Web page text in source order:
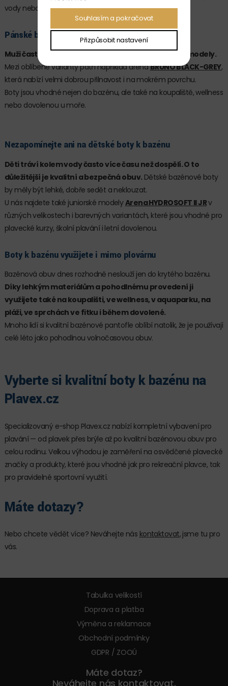
vody nebo při pravidelném plaveckém tréninku.
Pánské boty k bazénu pro pravidelné používání
Muži často preferují jednoduché, funkční a odolné modely.
Mezi oblíbené varianty patří například arenaBRUNO BLACK-GREY,
která nabízí velmi dobrou přilnavost i na mokrém povrchu.
Boty jsou vhodné nejen do bazénu, ale také na koupaliště, wellness
nebo dovolenou u moře.
Nezapomínejte ani na dětské boty k bazénu
Děti tráví kolem vody často více času než dospělí. O to
důležitější je kvalitní a bezpečná obuv. Dětské bazénové boty
by měly být lehké, dobře sedět a neklouzat.
U nás najdete také juniorské modelyArena HYDROSOFT II JRv
různých velikostech i barevných variantách, které jsou vhodné pro
plavecké kurzy, školní plavání i letní dovolenou.
Boty k bazénu využijete i mimo plovárnu
Bazénová obuv dnes rozhodně neslouží jen do krytého bazénu.
Díky lehkým materiálům a pohodlnému provedení ji
využijete také na koupališti, ve wellness, v aquaparku, na
pláži, ve sprchách ve fitku i během dovolené.
Mnoho lidí si kvalitní bazénové pantofle oblíbí natolik, že je používají
celé léto jako pohodlnou volnočasovou obuv.
Vyberte si kvalitní boty k bazénu na
Plavex.cz
Specializovaný e-shop Plavex.cz nabízí kompletní vybavení pro
plavání — od plavek přes brýle až po kvalitní bazénovou obuv pro
celou rodinu. Velkou výhodou je zaměření na osvědčené plavecké
značky a produkty, které jsou vhodné jak pro rekreační plavce, tak
pro pravidelné sportovní využití.
Máte dotazy?
Nebo chcete vědět více? Neváhejte nás kontaktovat, jsme tu pro
vás.
Tabulka velikostí
Doprava a platba
Výměna a reklamace
Obchodní podmínky
GDPR / ZOOÚ
Máte dotaz?
Neváhejte nás kontaktovat.
Souhlasím a pokračovat
Přizpůsobit nastavení